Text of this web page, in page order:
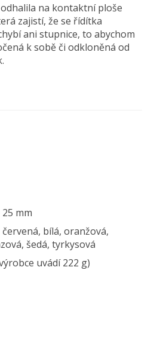
na kontaktní ploše
zajistí, že se řídítka
ani stupnice, to abychom
k sobě či odkloněná od
mm
červená, bílá, oranžová,
šedá, tyrkysová
uvádí 222 g)